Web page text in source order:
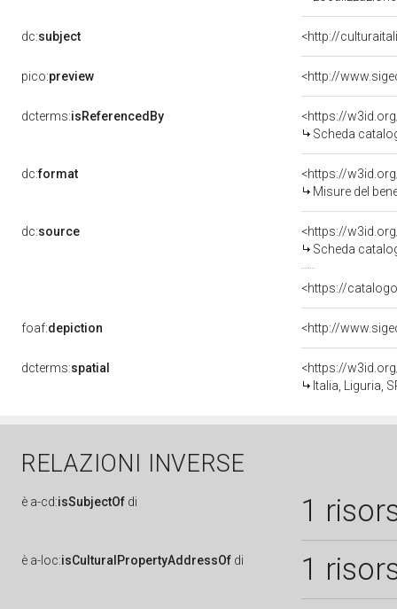
dc:subject <http://
pico:preview
dcterms:isReferencedBy
<https://
Scheda
dc:format
<https://
Misure del
dc:source
<https://
Scheda
<https://
foaf:depiction
dcterms:spatial
<https://
Italia, Liguria,
RELAZIONI INVERSE
è a-cd:isSubjectOf di 1
è a-loc:isCulturalPropertyAddressOf di 1